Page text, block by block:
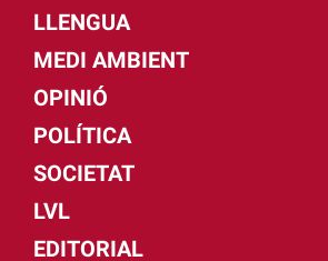
LLENGUA
MEDI AMBIENT
OPINIÓ
POLÍTICA
SOCIETAT
LVL
EDITORIAL